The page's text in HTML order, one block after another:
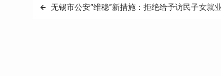
文 无锡市公安“维稳”新措施：拒绝给予访民子女就